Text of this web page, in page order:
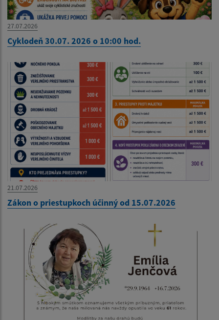
27.07.2026
Cyklodeň 30.07. 2026 o 10:00 hod.
21.07.2026
Zákon o priestupkoch účinný od 15.07.2026